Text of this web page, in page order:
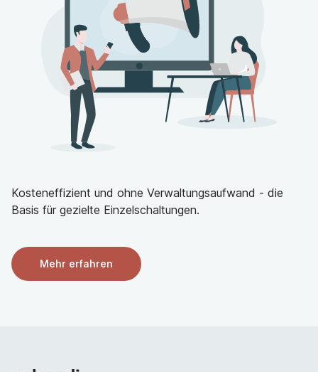
sowie Kolleginnen und Kollegen
Wir unterstützen aktiv die Vereinbarkeit von Beruf und
Familie und fördern die Gleichstellung aller
Mitarbeiterinnen und Mitarbeiter. Bewerbungen von
schwerbehinderten Menschen werden bei gleicher
Eignung bevorzugt berücksichtigt.
Kosteneffizient und ohne Verwaltungsaufwand - die
Basis für gezielte Einzelschaltungen.
Mehr erfahren